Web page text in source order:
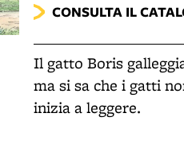
CONSULTA IL
Il gatto Boris
ma si sa che i gatti
inizia a leggere.